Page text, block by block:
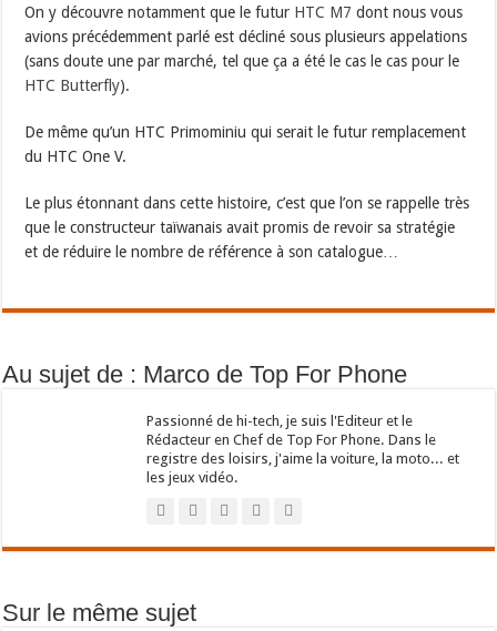
On y découvre notamment que le futur HTC M7 dont nous vous
avions précédemment parlé est décliné sous plusieurs appelations
(sans doute une par marché, tel que ça a été le cas le cas pour le
HTC Butterfly).
De même qu’un HTC Primominiu qui serait le futur remplacement
du HTC One V.
Le plus étonnant dans cette histoire, c’est que l’on se rappelle très
que le constructeur taïwanais avait promis de revoir sa stratégie
et de réduire le nombre de référence à son catalogue…
Au sujet de : Marco de Top For Phone
Passionné de hi-tech, je suis l'Editeur et le
Rédacteur en Chef de Top For Phone. Dans le
registre des loisirs, j'aime la voiture, la moto... et
les jeux vidéo.
Sur le même sujet